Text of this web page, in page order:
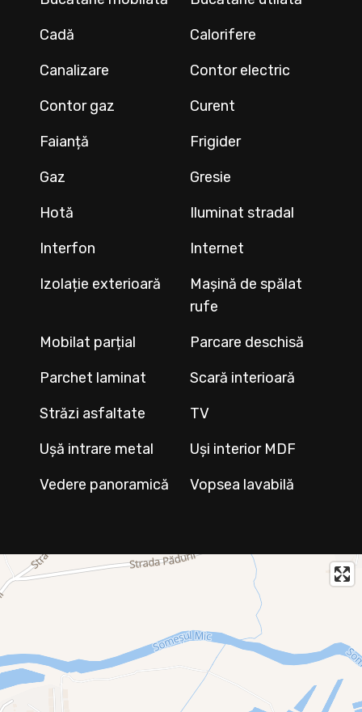
Cadă
Calorifere
Canalizare
Contor electric
Contor gaz
Curent
Faianță
Frigider
Gaz
Gresie
Hotă
Iluminat stradal
Interfon
Internet
Izolație exterioară
Mașină de spălat
rufe
Mobilat parțial
Parcare deschisă
Parchet laminat
Scară interioară
Străzi asfaltate
TV
Ușă intrare metal
Uși interior MDF
Vedere panoramică
Vopsea lavabilă